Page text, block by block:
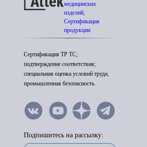
медицинских
изделий,
Сертификация
продукции
Сертификация ТР ТС;
подтверждение соответствия;
специальная оценка условий труда;
промышленная безопасность.
Подпишитесь на рассылку: